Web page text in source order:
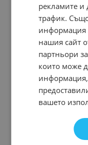
рекламите
трафик.
информация
нашия сайт
партньори
които може
информация,
вашето